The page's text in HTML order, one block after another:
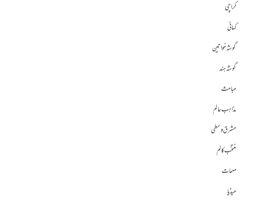
کراچی
کہانی
گوشہ خواتین
گوشہ ہند
مباحث
مذاہب عالم
مشرق وسطی
منتخب کالم
مہمات
میڈیا